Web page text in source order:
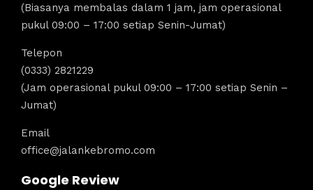
(Biasanya membalas dalam 1 jam, jam operasional
pukul 09:00 – 17:00 setiap Senin-Jumat)
Telepon
(0333) 2821229
(Jam operasional pukul 09:00 – 17:00 setiap Senin –
Jumat)
Email
office@jalankebromo.com
Google Review